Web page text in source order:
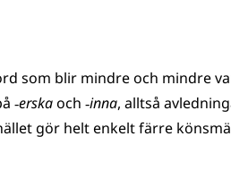
som blir mindre och mindre
‑erskaoch ‑inna, alltså
gör helt enkelt färre